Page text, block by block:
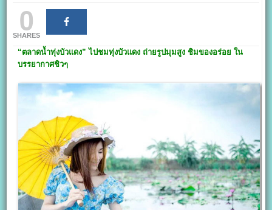
0
SHARES
“ตลาดน้ำทุ่งบัวแดง” ไปชมทุ่งบัวแดง ถ่ายรูปมุมสูง ชิมของอร่อย ใน
บรรยากาศชิวๆ